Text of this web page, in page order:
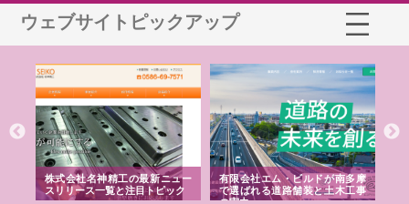
ウェブサイトピックアップ
株式会社名神精工の最新ニュー
スリリース一覧と注目トピック
有限会社エム・ビルドが南多摩
で選ばれる道路舗装と土木工事